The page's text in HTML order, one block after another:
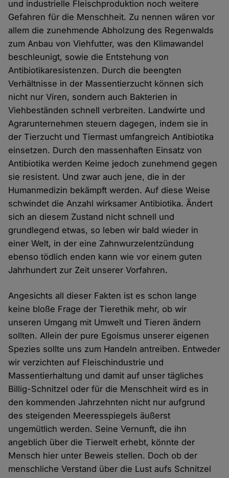
und industrielle Fleischproduktion noch weitere
Gefahren für die Menschheit. Zu nennen wären vor
allem die zunehmende Abholzung des Regenwalds
zum Anbau von Viehfutter, was den Klimawandel
beschleunigt, sowie die Entstehung von
Antibiotikaresistenzen. Durch die beengten
Verhältnisse in der Massentierzucht können sich
nicht nur Viren, sondern auch Bakterien in
Viehbeständen schnell verbreiten. Landwirte und
Agrarunternehmen steuern dagegen, indem sie in
der Tierzucht und Tiermast umfangreich Antibiotika
einsetzen. Durch den massenhaften Einsatz von
Antibiotika werden Keime jedoch zunehmend gegen
sie resistent. Und zwar auch jene, die in der
Humanmedizin bekämpft werden. Auf diese Weise
schwindet die Anzahl wirksamer Antibiotika. Ändert
sich an diesem Zustand nicht schnell und
grundlegend etwas, so leben wir bald wieder in
einer Welt, in der eine Zahnwurzelentzündung
ebenso tödlich enden kann wie vor einem guten
Jahrhundert zur Zeit unserer Vorfahren.
Angesichts all dieser Fakten ist es schon lange
keine bloße Frage der Tierethik mehr, ob wir
unseren Umgang mit Umwelt und Tieren ändern
sollten. Allein der pure Egoismus unserer eigenen
Spezies sollte uns zum Handeln antreiben. Entweder
wir verzichten auf Fleischindustrie und
Massentierhaltung und damit auf unser tägliches
Billig-Schnitzel oder für die Menschheit wird es in
den kommenden Jahrzehnten nicht nur aufgrund
des steigenden Meeresspiegels äußerst
ungemütlich werden. Seine Vernunft, die ihn
angeblich über die Tierwelt erhebt, könnte der
Mensch hier unter Beweis stellen. Doch ob der
menschliche Verstand über die Lust aufs Schnitzel